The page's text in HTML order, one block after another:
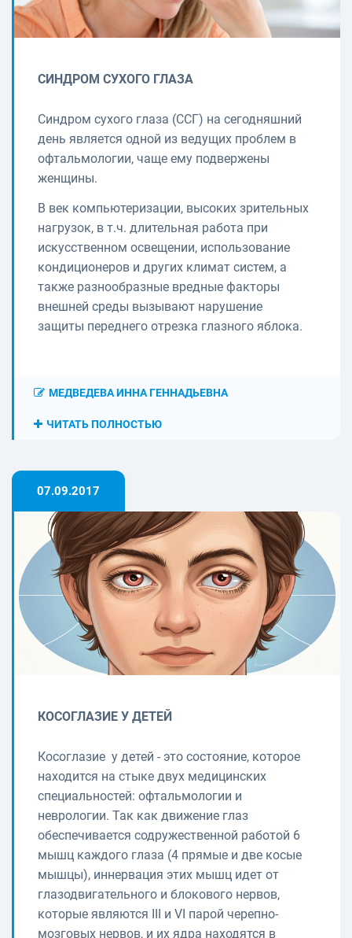
СИНДРОМ СУХОГО ГЛАЗА
Синдром сухого глаза (ССГ) на сегодняшний
день является одной из ведущих проблем в
офтальмологии, чаще ему подвержены
женщины.
В век компьютеризации, высоких зрительных
нагрузок, в т.ч. длительная работа при
искусственном освещении, использование
кондиционеров и других климат систем, а
также разнообразные вредные факторы
внешней среды вызывают нарушение
защиты переднего отрезка глазного яблока.
МЕДВЕДЕВА ИННА ГЕННАДЬЕВНА
ЧИТАТЬ ПОЛНОСТЬЮ
07.09.2017
КОСОГЛАЗИЕ У ДЕТЕЙ
Косоглазие у детей - это состояние, которое
находится на стыке двух медицинских
специальностей: офтальмологии и
неврологии. Так как движение глаз
обеспечивается содружественной работой 6
мышц каждого глаза (4 прямые и две косые
мышцы), иннервация этих мышц идет от
глазодвигательного и блокового нервов,
которые являются III и VI парой черепно-
мозговых нервов, и их ядра находятся в